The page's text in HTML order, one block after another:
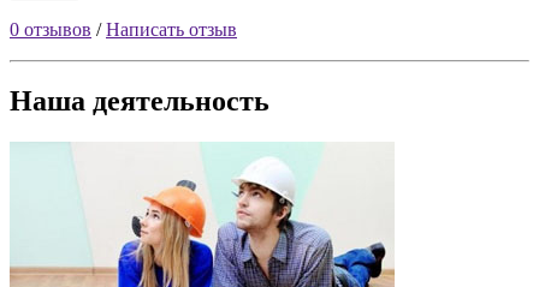
0 отзывов /Написать отзыв
Наша деятельность